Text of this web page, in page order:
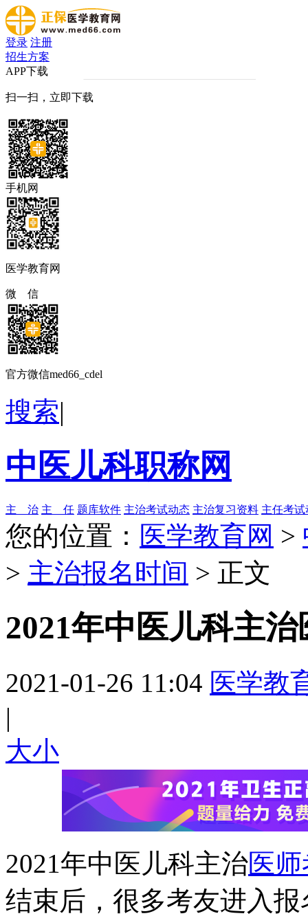
登录 注册
招生方案
APP下载
扫一扫，立即下载
手机网
医学教育网
微 信
官方微信med66_cdel
搜索|
中医儿科职称网
主 治 主 任 题库软件 主治考试动态 主治复习资料 主任考试
您的位置： 医学教育网 >
> 主治报名时间 > 正文
2021年中医儿科主
2021-01-26 11:04 医学教
|
大小
2021年中医儿科主治医
结束后，很多考友进入